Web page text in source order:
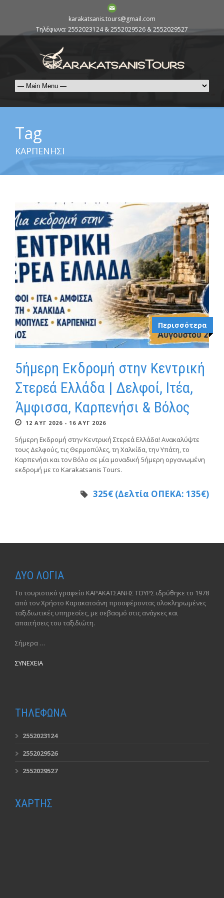
karakatsanis.tours@gmail.com
Τηλέφωνα: 2552023124 & 2552029526 & 2552029527
Tag
ΚΑΡΠΕΝΗΣΙ
Περισσότερα
5ήμερη Εκδρομή στην Κεντρική
Στερεά Ελλάδα | Δελφοί, Ιτέα,
Άμφισσα, Καρπενήσι & Βόλος
12 ΑΥΓ 2026 - 16 ΑΥΓ 2026
5ήμερη Εκδρομή στην Κεντρική Στερεά Ελλάδα! Ανακαλύψτε
τους Δελφούς, τις Θερμοπύλες, τη Χαλκίδα, την Υπάτη, το
Καρπενήσι και τον Βόλο σε μία μοναδική 5ήμερη οργανωμένη
εκδρομή με το Karakatsanis Tours.
325€ (Δελτία ΟΠΕΚΑ: 135€)
ΔΥΟ ΛΟΓΙΑ
Το τουριστικό γραφείο ΚΑΡΑΚΑΤΣΑΝΗΣ ΤΟΥΡΣ ιδρύθηκε το 1978
από τον Χρήστο Καρακατσάνη προσφέροντας ολοκληρωμένες
ταξιδιωτικές υπηρεσίες, με σεβασμό στις ανάγκες και
απαιτήσεις του ταξιδιώτη.
Σήμερα …
ΣΥΝΕΧΕΙΑ
ΤΗΛΕΦΩΝΑ
2552023124
2552029526
2552029527
ΧΑΡΤΗΣ